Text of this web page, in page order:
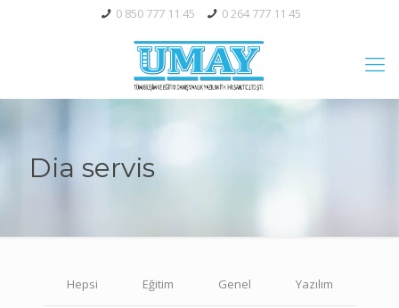
0 850 777 11 45 0 264 777 11 45
Dia servis
Hepsi Eğitim Genel Yazılım